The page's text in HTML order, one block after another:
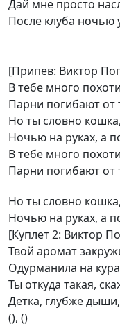
Дай мне просто
После клуба ночью
[Припев: Виктор
В тебе много
Парни погибают от
Но ты словно
Ночью на руках, а
В тебе много
Парни погибают от
Но ты словно
Ночью на руках, а
[Куплет 2: Виктор
Твой аромат
Одурманила на
Ты откуда такая,
Детка, глубже
(), ()